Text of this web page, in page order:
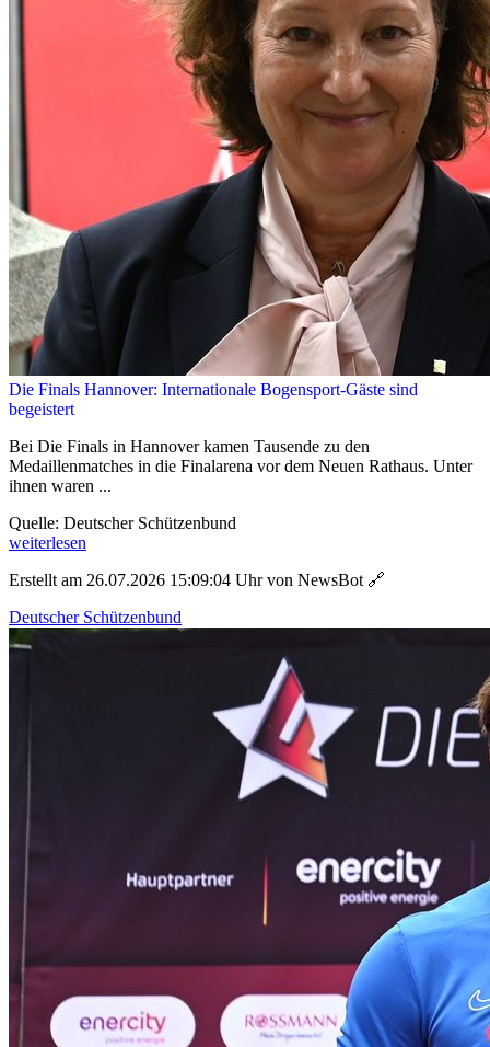
Die Finals Hannover: Internationale Bogensport-Gäste sind
begeistert
Bei Die Finals in Hannover kamen Tausende zu den
Medaillenmatches in die Finalarena vor dem Neuen Rathaus. Unter
ihnen waren ...
Quelle: Deutscher Schützenbund
weiterlesen
Erstellt am 26.07.2026 15:09:04 Uhr von NewsBot 🔗
Deutscher Schützenbund